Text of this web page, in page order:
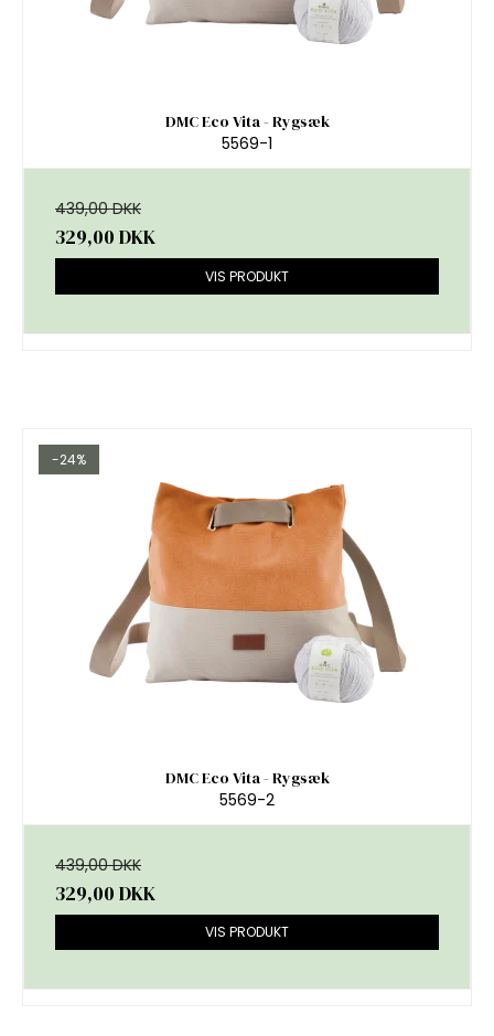
DMC Eco Vita - Rygsæk
5569-1
439,00 DKK
329,00 DKK
VIS PRODUKT
-24%
DMC Eco Vita - Rygsæk
5569-2
439,00 DKK
329,00 DKK
VIS PRODUKT